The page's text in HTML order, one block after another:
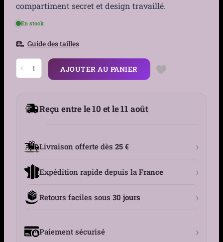
compartiment secret et design travaillé.
En stock
Guide des tailles
quantité
de
Collier
Ouvrable
AJOUTER AU PANIER
Reçu entre le 10 et le 11 août
Livraison offerte dès 25 € ›
Expédition rapide depuis la France ›
Retours faciles sous 30 jours ›
Paiement sécurisé ›